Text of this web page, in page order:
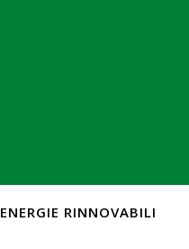
ENERGIE RINNOVABILI